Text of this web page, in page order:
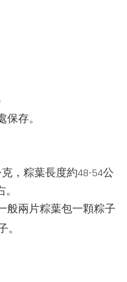
存。
，粽葉長度約48-54公
般兩片粽葉包一顆粽子
。